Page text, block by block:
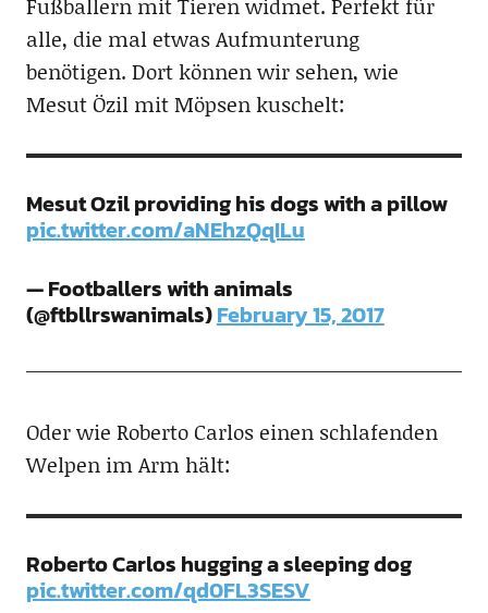
alle, die mal etwas Aufmunterung
benötigen. Dort können wir sehen, wie
Mesut Özil mit Möpsen kuschelt:
Mesut Ozil providing his dogs with a pillow
pic.twitter.com/aNEhzQqILu
— Footballers with animals
(@ftbllrswanimals)February 15, 2017
Oder wie Roberto Carlos einen schlafenden
Welpen im Arm hält:
Roberto Carlos hugging a sleeping dog
pic.twitter.com/qd0FL3SESV